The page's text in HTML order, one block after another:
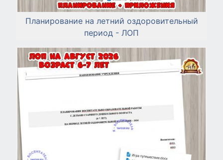
Планирование на летний оздоровительный
период - ЛОП